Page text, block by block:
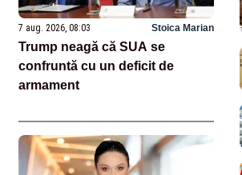
7 aug. 2026, 08:03 Stoica Marian
Trump neagă că SUA se
confruntă cu un deficit de
armament